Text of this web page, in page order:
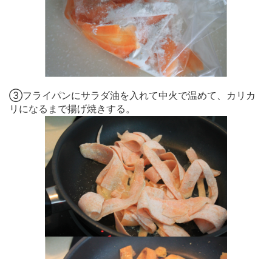
③フライパンにサラダ油を入れて中火で温めて、カリカ
リになるまで揚げ焼きする。